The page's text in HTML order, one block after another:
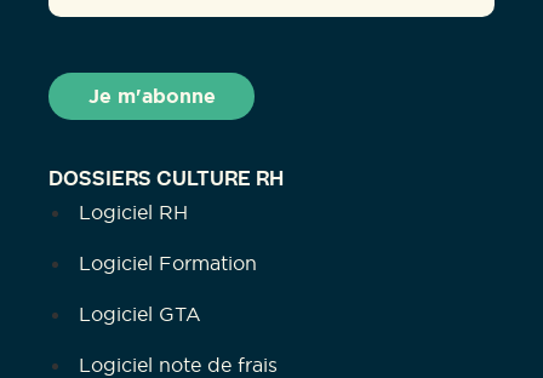
DOSSIERS CULTURE RH
Logiciel RH
Logiciel Formation
Logiciel GTA
Logiciel note de frais